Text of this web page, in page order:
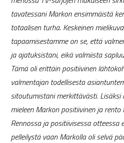
tavatessani Markon ensimmäistä
totaalisen turha. Keskeinen
tapaamisestamme on se, että
ja ajatuksistani, eikä valmiista
Tämä oli erittäin positiivinen
valmentajan todellisesta
sitoutumistani merkittävästi. Lisäksi
mieleen Markon positiivinen ja
Rennossa ja positiivisessa otteessa
pelleilystä vaan Markolla oli selvä